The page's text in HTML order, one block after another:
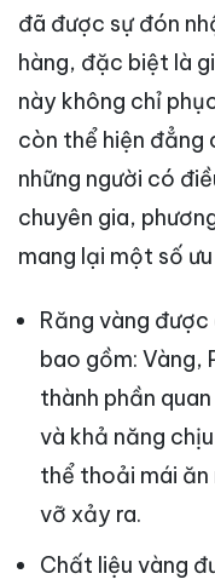
đã được sự đón
hàng, đặc biệt là
này không chỉ
còn thể hiện đẳng
những người có
chuyên gia,
mang lại một số
Răng vàng
bao gồm: Vàng,
thành phần
và khả năng
thể thoải mái ăn
vỡ xảy ra.
Chất liệu vàng